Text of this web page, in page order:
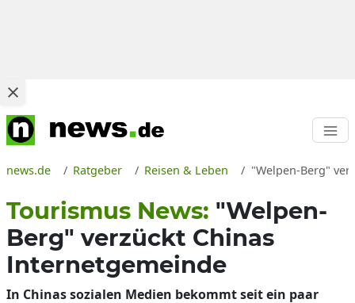
news.de Ratgeber Reisen & Leben "Welpen-Berg"
Tourismus News: "Welpen-
Berg" verzückt Chinas
Internetgemeinde
In Chinas sozialen Medien bekommt seit ein paar